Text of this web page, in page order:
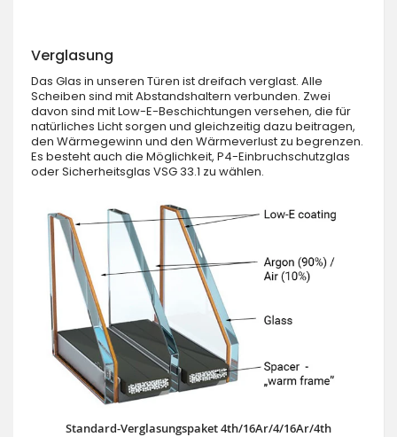
Verglasung
Das Glas in unseren Türen ist dreifach verglast. Alle
Scheiben sind mit Abstandshaltern verbunden. Zwei
davon sind mit Low-E-Beschichtungen versehen, die für
natürliches Licht sorgen und gleichzeitig dazu beitragen,
den Wärmegewinn und den Wärmeverlust zu begrenzen.
Es besteht auch die Möglichkeit, P4-Einbruchschutzglas
oder Sicherheitsglas VSG 33.1 zu wählen.
Standard-Verglasungspaket 4th/16Ar/4/16Ar/4th